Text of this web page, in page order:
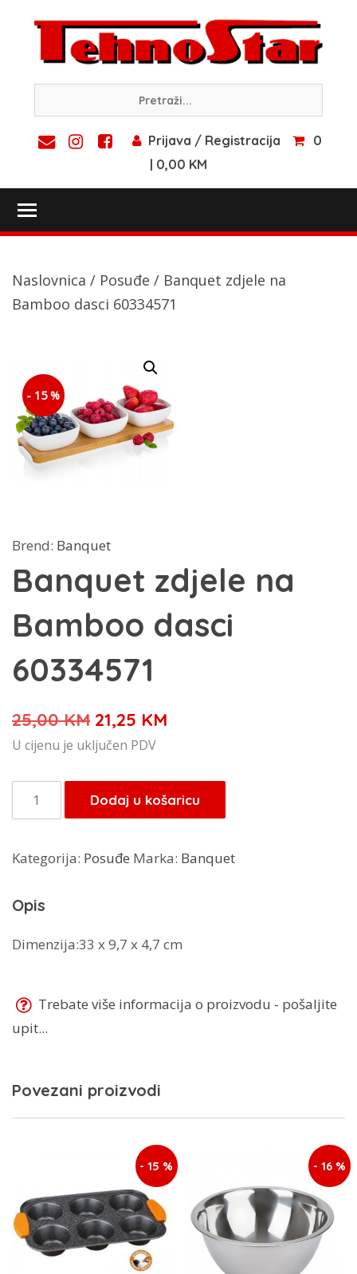
content
Prijava / Registracija
0
| 0,00 KM
Naslovnica / Posuđe / Banquet zdjele na
Bamboo dasci 60334571
- 15 %
Brend: Banquet
Banquet zdjele na
Bamboo dasci
60334571
25,00KM Izvorna
cijena
je:
25,00 KM.
21,25 KM
21,25 KM.
U cijenu je uključen PDV
Banquet
zdjele
Bamboo
60334571
količina
Dodaj u košaricu
Kategorija: Posuđe Marka: Banquet
Opis
Dimenzija:33 x 9,7 x 4,7 cm
Trebate više informacija o proizvodu - pošaljite
upit...
Povezani proizvodi
- 15 % - 16 %